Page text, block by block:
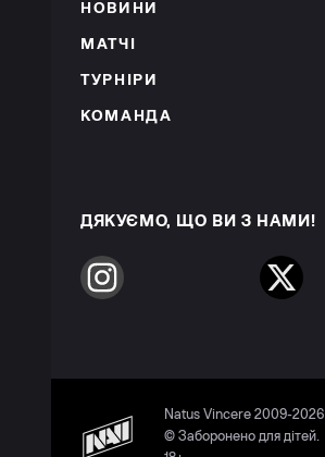
НОВИНИ
МАТЧІ
ТУРНІРИ
КОМАНДА
ДЯКУЄМО, ЩО ВИ З НАМИ!
Instagram Twitter
Natus Vincere 2009-2026
© Заборонено для дітей.